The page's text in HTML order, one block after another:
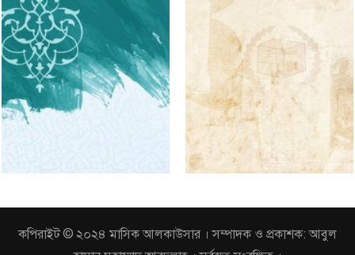
কপিরাইট © ২০২৪ মাসিক আলকাউসার । সম্পাদক ও প্রকাশক: আবুল